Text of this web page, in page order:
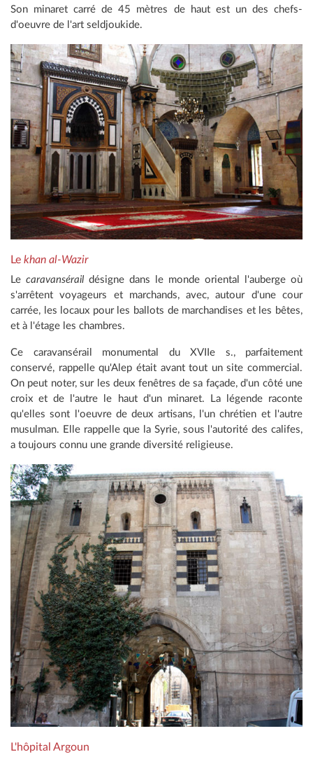
Son minaret carré de 45 mètres de haut est un des chefs-
d'oeuvre de l'art seldjoukide.
Le khan al-Wazir
Le caravansérail désigne dans le monde oriental l'auberge où
s'arrêtent voyageurs et marchands, avec, autour d'une cour
carrée, les locaux pour les ballots de marchandises et les bêtes,
et à l'étage les chambres.
Ce caravansérail monumental du XVIIe s., parfaitement
conservé, rappelle qu'Alep était avant tout un site commercial.
On peut noter, sur les deux fenêtres de sa façade, d'un côté une
croix et de l'autre le haut d'un minaret. La légende raconte
qu'elles sont l'oeuvre de deux artisans, l'un chrétien et l'autre
musulman. Elle rappelle que la Syrie, sous l'autorité des califes,
a toujours connu une grande diversité religieuse.
L'hôpital Argoun